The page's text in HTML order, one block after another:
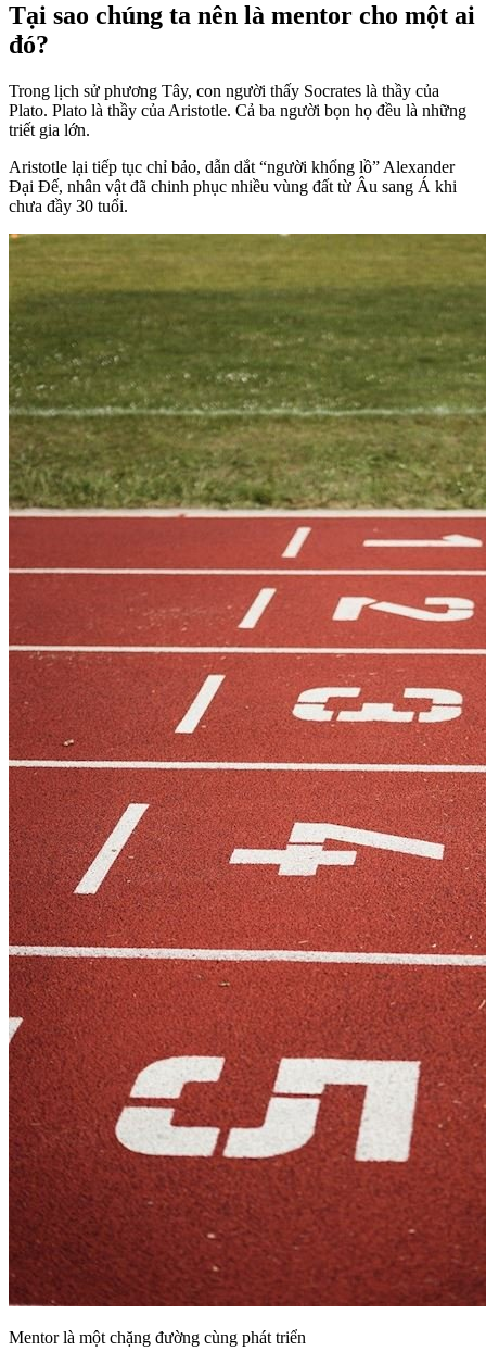
Tại sao chúng ta nên là mentor cho một ai
đó?
Trong lịch sử phương Tây, con người thấy Socrates là thầy của
Plato. Plato là thầy của Aristotle. Cả ba người bọn họ đều là những
triết gia lớn.
Aristotle lại tiếp tục chỉ bảo, dẫn dắt “người khổng lồ” Alexander
Đại Đế, nhân vật đã chinh phục nhiều vùng đất từ Âu sang Á khi
chưa đầy 30 tuổi.
Mentor là một chặng đường cùng phát triển